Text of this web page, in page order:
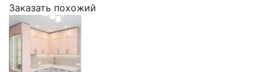
Заказать похожий